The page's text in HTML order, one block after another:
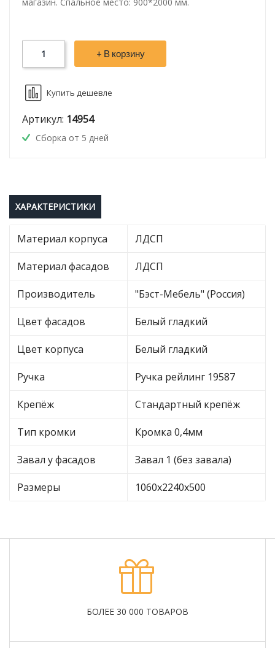
+ В корзину
Купить дешевле
Артикул: 14954
Сборка от 5 дней
ХАРАКТЕРИСТИКИ
Материал корпуса ЛДСП
Материал фасадов ЛДСП
Производитель "Бэст-Мебель" (Россия)
Цвет фасадов Белый гладкий
Цвет корпуса Белый гладкий
Ручка Ручка рейлинг 19587
Крепёж Стандартный крепёж
Тип кромки Кромка 0,4мм
Завал у фасадов Завал 1 (без завала)
Размеры 1060х2240х500
БОЛЕЕ 30 000 ТОВАРОВ